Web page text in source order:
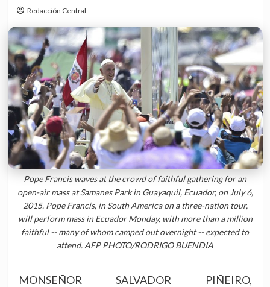
Redacción Central
Pope Francis waves at the crowd of faithful gathering for an
open-air mass at Samanes Park in Guayaquil, Ecuador, on July 6,
2015. Pope Francis, in South America on a three-nation tour,
will perform mass in Ecuador Monday, with more than a million
faithful -- many of whom camped out overnight -- expected to
attend. AFP PHOTO/RODRIGO BUENDIA
MONSEÑOR SALVADOR PIÑEIRO,